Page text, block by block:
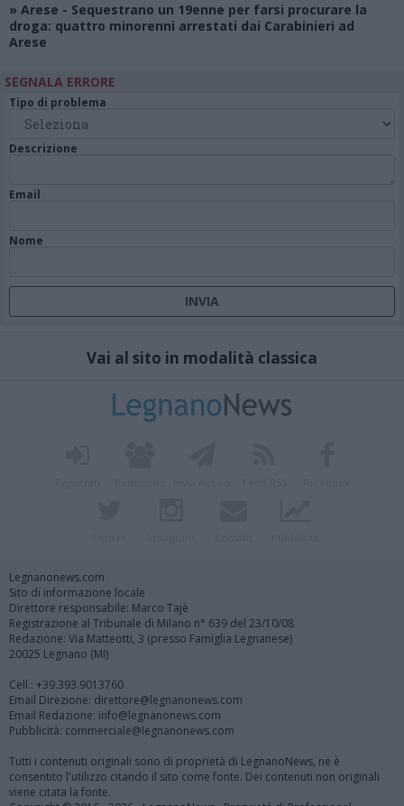
» Arese - Sequestrano un 19enne per farsi procurare la
droga: quattro minorenni arrestati dai Carabinieri ad
Arese
SEGNALA ERRORE
Tipo di problema
Descrizione
Email
Nome
Vai al sito in modalità classica
Legnanonews.com
Sito di informazione locale
Direttore responsabile: Marco Tajè
Registrazione al Tribunale di Milano n° 639 del 23/10/08
Redazione: Via Matteotti, 3 (presso Famiglia Legnanese)
20025 Legnano (MI)
Cell.: +39.393.9013760
Email Direzione: direttore@legnanonews.com
Email Redazione: info@legnanonews.com
Pubblicità: commerciale@legnanonews.com
Tutti i contenuti originali sono di proprietà di LegnanoNews, ne è
consentito l'utilizzo citando il sito come fonte. Dei contenuti non originali
viene citata la fonte.